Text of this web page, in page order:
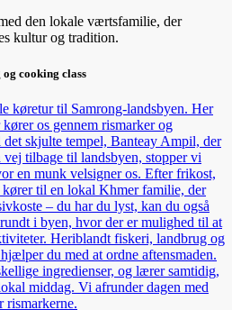
den lokale værtsfamilie, der
kultur og tradition.
cooking class